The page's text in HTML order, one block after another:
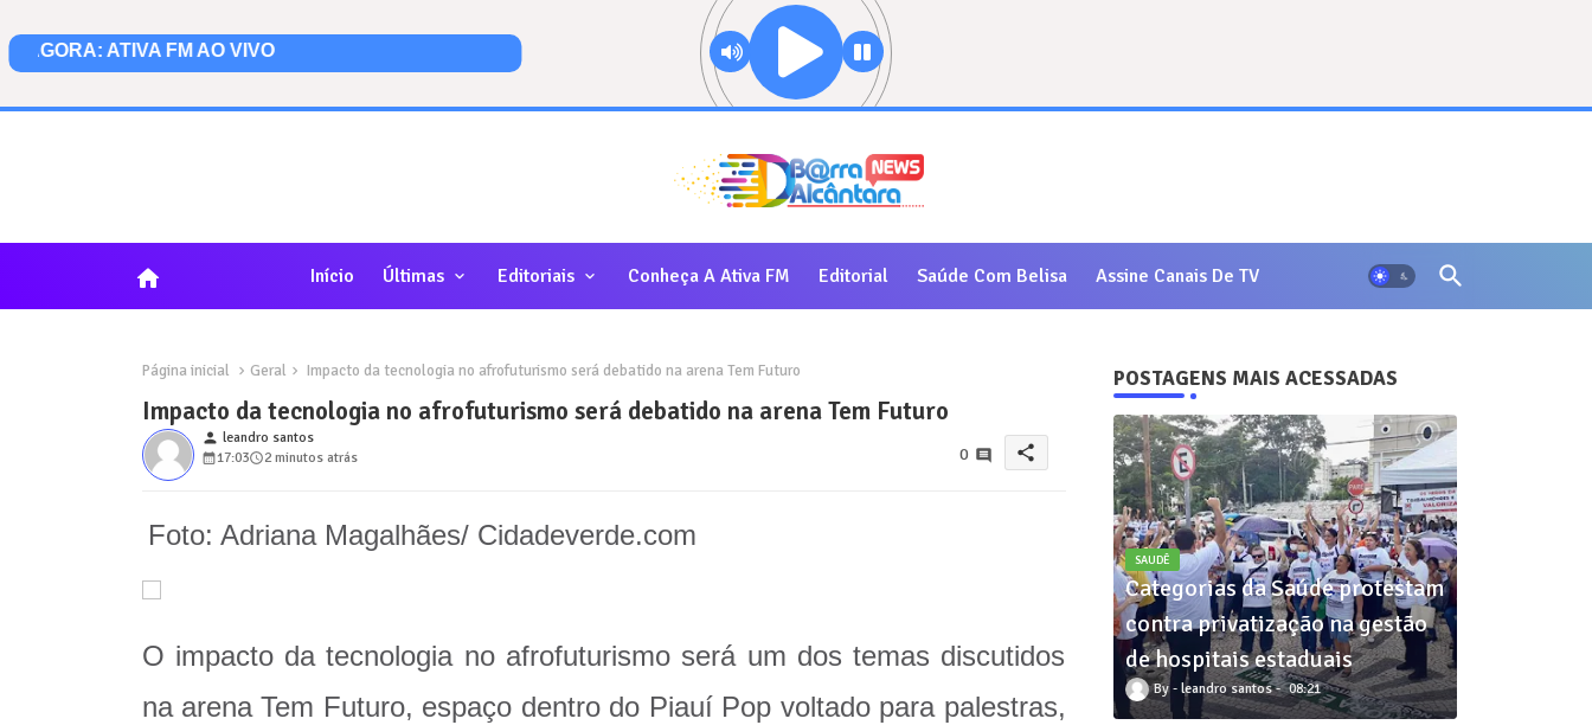
home Início Últimas Editoriais Conheça A Ativa FM Editorial Saúde Com Belisa Assine Canais De TV
Página inicial Geral Impacto da tecnologia no afrofuturismo será debatido na arena Tem Futuro
Impacto da tecnologia no afrofuturismo será debatido na arena Tem Futuro
person leandro santos
17:03
2 minutos atrás 0 share
Foto: Adriana Magalhães/ Cidadeverde.com
O impacto da tecnologia no afrofuturismo será um dos temas discutidos
na arena Tem Futuro, espaço dentro do Piauí Pop voltado para palestras,
POSTAGENS MAIS ACESSADAS
SAUDÊ
Categorias da Saúde protestam
contra privatização na gestão
de hospitais estaduais
leandro santos 08:21